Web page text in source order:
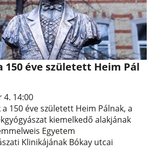
150 éve született Heim Pál
4. 14:00
150 éve született Heim Pálnak, a
kiemelkedő alakjának
Egyetem
Klinikájának Bókay utcai